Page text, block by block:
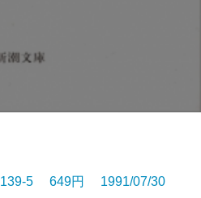
5 649円 1991/07/30